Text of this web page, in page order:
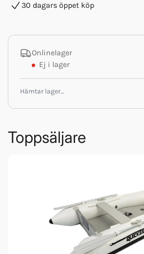
30 dagars öppet köp
Onlinelager
Ej i lager
Hämtar lager…
Toppsäljare